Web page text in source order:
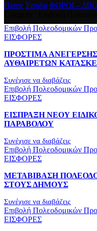
Home/Έσοδα ΦΟΡΟΙ –
Επιβολή Πολεοδομικών
ΕΙΣΦΟΡΕΣ
ΠΡΟΣΤΙΜΑ
ΑΥΘΑΙΡΕΤΩΝ
Συνέχισε να διαβάζεις
Επιβολή Πολεοδομικών
ΕΙΣΦΟΡΕΣ
ΕΙΣΠΡΑΞΗ ΝΕΟΥ
ΠΑΡΑΒΟΛΟΥ
Συνέχισε να διαβάζεις
Επιβολή Πολεοδομικών
ΕΙΣΦΟΡΕΣ
ΜΕΤΑΒΙΒΑΣΗ
ΣΤΟΥΣ ΔΗΜΟΥΣ
Συνέχισε να διαβάζεις
Επιβολή Πολεοδομικών
ΕΙΣΦΟΡΕΣ